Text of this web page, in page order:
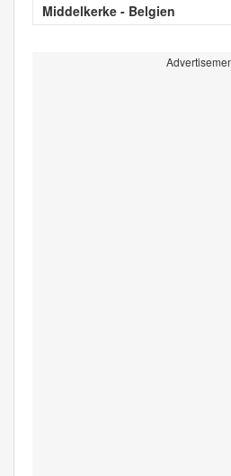
Middelkerke - Belgien